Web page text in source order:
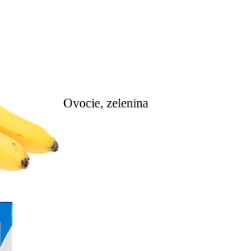
Ovocie, zelenina